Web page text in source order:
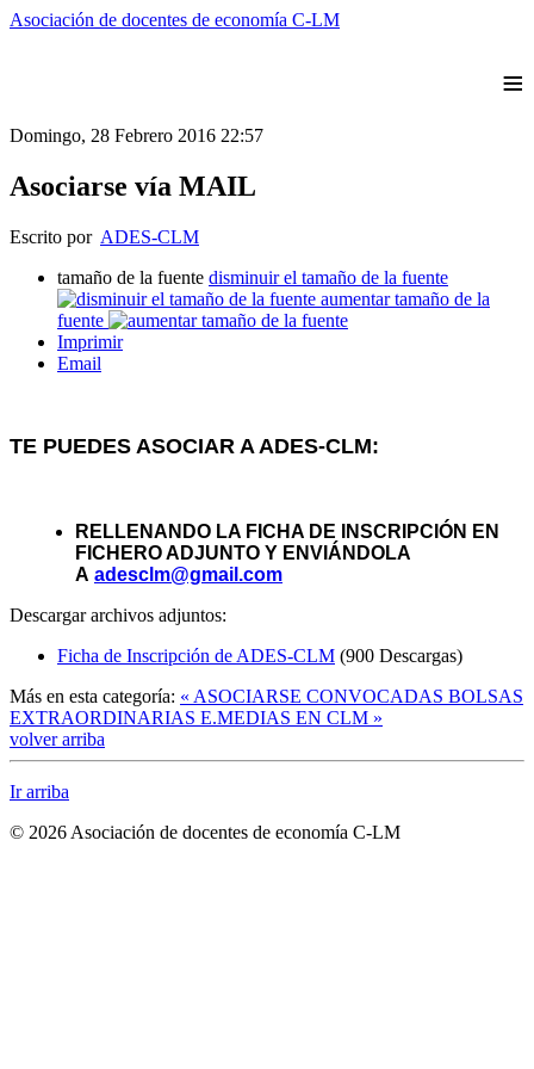
Asociación de docentes de economía C-LM
≡
Domingo, 28 Febrero 2016 22:57
Asociarse vía MAIL
Escrito por ADES-CLM
tamaño de la fuente disminuir el tamaño de la fuente
aumentar tamaño de la
fuente
Imprimir
Email
TE PUEDES ASOCIAR A ADES-CLM:
RELLENANDO LA FICHA DE INSCRIPCIÓN EN
FICHERO ADJUNTO Y ENVIÁNDOLA
A adesclm@gmail.com
Descargar archivos adjuntos:
Ficha de Inscripción de ADES-CLM (900 Descargas)
Más en esta categoría: « ASOCIARSE CONVOCADAS BOLSAS
EXTRAORDINARIAS E.MEDIAS EN CLM »
volver arriba
Ir arriba
© 2026 Asociación de docentes de economía C-LM